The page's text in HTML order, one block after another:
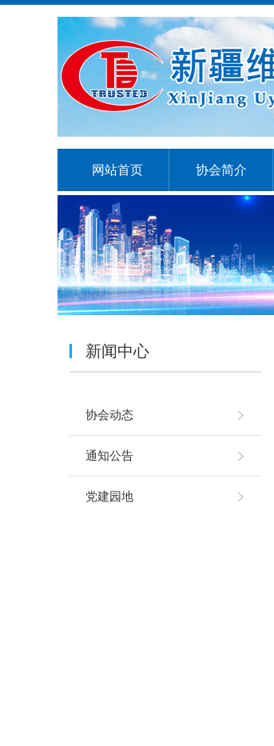
网站首页 协会简介
新闻中心
协会动态
通知公告
党建园地